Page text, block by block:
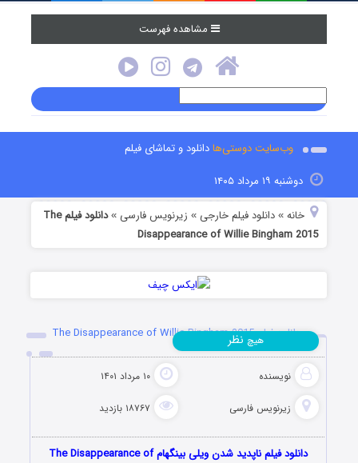
مشاهده فهرست
وب‌سایت دوستی‌هادانلود و تماشای فیلم
دوشنبه ۱۹ مرداد ۱۴۰۵
خانه »دانلود فیلم خارجی » زیرنویس فارسی »
دانلود فیلم The
Disappearance of Willie Bingham 2015
دانلود فیلم The Disappearance of Willie Bingham 2015
نویسنده ۱۰ مرداد ۱۴۰۱
زیرنویس فارسی ۱۸۷۶۷ بازدید
هیچ نظر
دانلود فیلم ناپدید شدن ویلی بینگهام The Disappearance of